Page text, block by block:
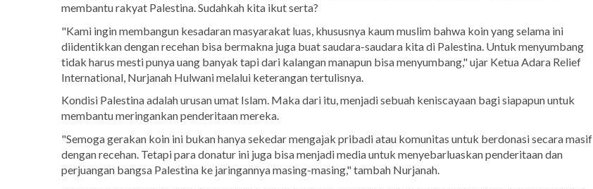
membantu rakyat Palestina. Sudahkah kita ikut serta?
"Kami ingin membangun kesadaran masyarakat luas, khususnya kaum muslim bahwa koinyang selama ini
diidentikkan dengan recehan bisa bermakna juga buat saudara-saudara kita di Palestina . Untuk menyumbang
tidak harus mesti punya uang banyak tapi dari kalangan manapun bisa menyumbang," ujar Ketua Adara Relief
International, Nurjanah Hulwani melalui keterangan tertulisnya.
Kondisi Palestina adalah urusan umat Islam. Maka dari itu, menjadi sebuah keniscayaan bagi siapapun untuk
membantu meringankan penderitaan mereka.
"Semoga gerakan koin ini bukan hanya sekedar mengajak pribadi atau komunitas untuk berdonasi secara masif
dengan recehan. Tetapi para donatur ini juga bisa menjadi media untuk menyebarluaskan penderitaan dan
perjuangan bangsa Palestina ke jaringannya masing-masing," tambah Nurjanah.